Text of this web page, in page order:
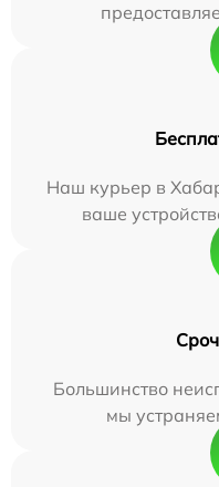
Наш курьер в
ваше
Большинство
мы